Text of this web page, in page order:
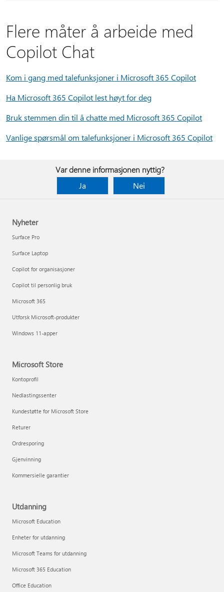
Flere måter å arbeide med
Copilot Chat
Kom i gang med talefunksjoner i Microsoft 365 Copilot
Ha Microsoft 365 Copilot lest høyt for deg
Bruk stemmen din til å chatte med Microsoft 365 Copilot
Vanlige spørsmål om talefunksjoner i Microsoft 365 Copilot
Var denne informasjonen nyttig?
Ja
Nei
Nyheter
Surface Pro
Surface Laptop
Copilot for organisasjoner
Copilot til personlig bruk
Microsoft 365
Utforsk Microsoft-produkter
Windows 11-apper
Microsoft Store
Kontoprofil
Nedlastingssenter
Kundestøtte for Microsoft Store
Returer
Ordresporing
Gjenvinning
Kommersielle garantier
Utdanning
Microsoft Education
Enheter for utdanning
Microsoft Teams for utdanning
Microsoft 365 Education
Office Education